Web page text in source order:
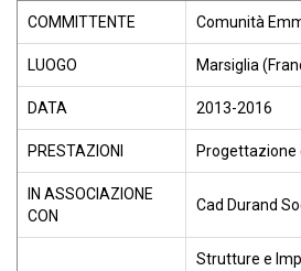
COMMITTENTE Comunità
LUOGO Marsiglia
DATA 2013-2016
PRESTAZIONI Progettazione
IN ASSOCIAZIONE
CON
Cad Durand
Strutture e